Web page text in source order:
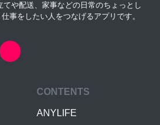
や配送、家事などの日常のちょっとし
事をしたい人をつなげるアプリです。
CONTENTS
ANYLIFE